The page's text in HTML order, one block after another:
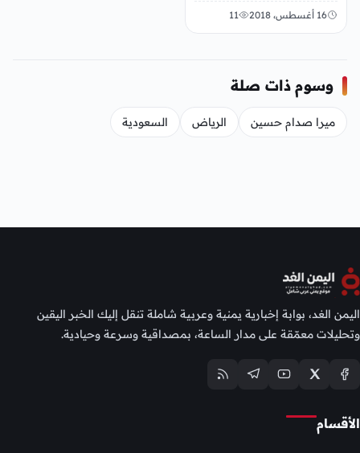
الحربي
16 أغسطس، 2018 11
وسوم ذات صلة
ميرا صدام حسين الرياض السعودية
اليمن الغد، بوابة إخبارية يمنية وعربية شاملة تنقل إليك الخبر اليقين
وتحليلات معمّقة على مدار الساعة، بمصداقية وسرعة وحيادية.
الأقسام